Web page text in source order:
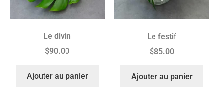
Le divin
$90.00
Ajouter au panier
Le festif
$85.00
Ajouter au panier